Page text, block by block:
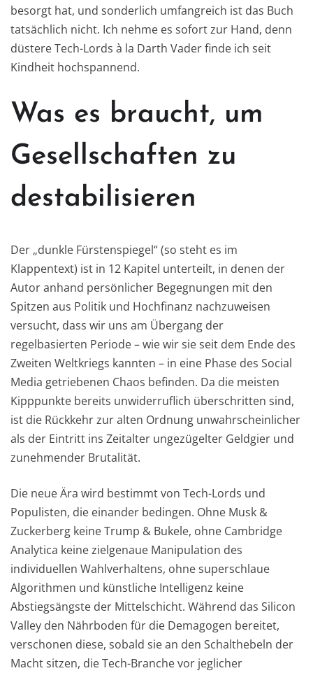
besorgt hat, und sonderlich umfangreich ist das Buch
tatsächlich nicht. Ich nehme es sofort zur Hand, denn
düstere Tech-Lords à la Darth Vader finde ich seit
Kindheit hochspannend.
Was es braucht, um
Gesellschaften zu
destabilisieren
Der „dunkle Fürstenspiegel“ (so steht es im
Klappentext) ist in 12 Kapitel unterteilt, in denen der
Autor anhand persönlicher Begegnungen mit den
Spitzen aus Politik und Hochfinanz nachzuweisen
versucht, dass wir uns am Übergang der
regelbasierten Periode – wie wir sie seit dem Ende des
Zweiten Weltkriegs kannten – in eine Phase des Social
Media getriebenen Chaos befinden. Da die meisten
Kipppunkte bereits unwiderruflich überschritten sind,
ist die Rückkehr zur alten Ordnung unwahrscheinlicher
als der Eintritt ins Zeitalter ungezügelter Geldgier und
zunehmender Brutalität.
Die neue Ära wird bestimmt von Tech-Lords und
Populisten, die einander bedingen. Ohne Musk &
Zuckerberg keine Trump & Bukele, ohne Cambridge
Analytica keine zielgenaue Manipulation des
individuellen Wahlverhaltens, ohne superschlaue
Algorithmen und künstliche Intelligenz keine
Abstiegsängste der Mittelschicht. Während das Silicon
Valley den Nährboden für die Demagogen bereitet,
verschonen diese, sobald sie an den Schalthebeln der
Macht sitzen, die Tech-Branche vor jeglicher